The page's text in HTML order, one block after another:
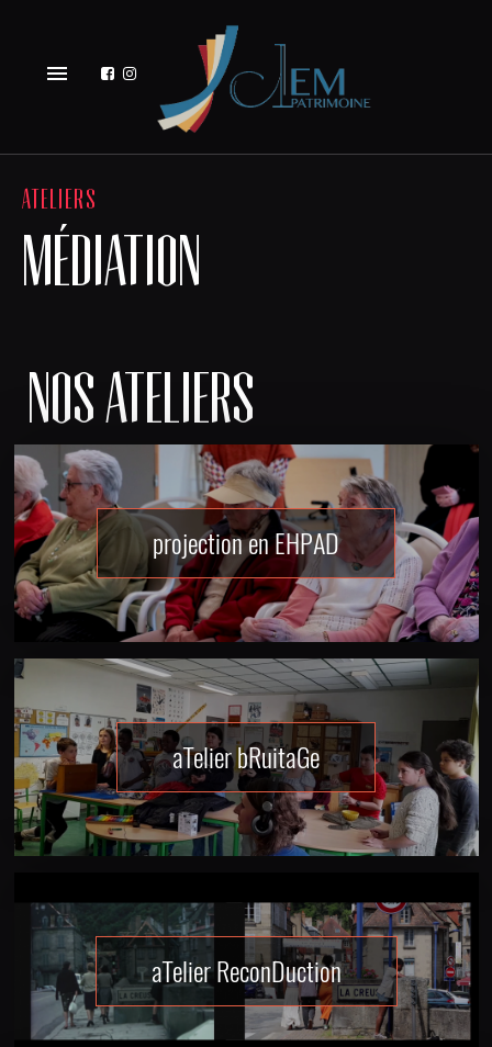
menu
ATELIERS
MÉDIATION
NOS ATELIERS
projection en EHPAD
aTelier bRuitaGe
aTelier ReconDuction